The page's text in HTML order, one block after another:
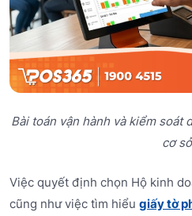
Bài toán vận hành và kiểm soát
cơ sở
Việc quyết định chọn Hộ kinh
cũng như việc tìm hiểu giấy tờ